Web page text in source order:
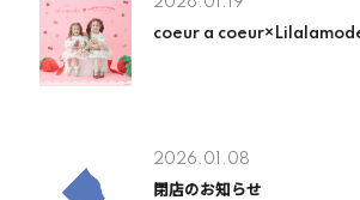
coeur a coeur×Lilalamode
2026.01.08
閉店のお知らせ